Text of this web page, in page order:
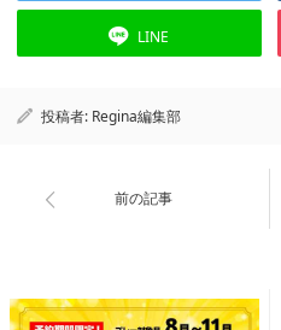
LINE
投稿者: Regina編集部
前の記事